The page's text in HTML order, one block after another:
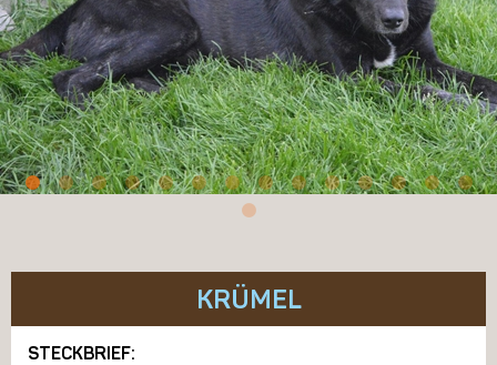
KRÜMEL
STECKBRIEF: